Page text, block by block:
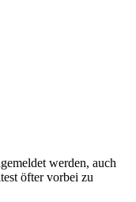
werden, auch
öfter vorbei zu